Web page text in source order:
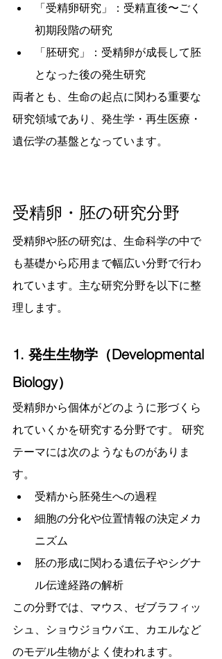
「受精卵研究」：受精直後〜ごく
初期段階の研究
「胚研究」：受精卵が成長して胚
となった後の発生研究
両者とも、生命の起点に関わる重要な
研究領域であり、発生学・再生医療・
遺伝学の基盤となっています。
受精卵・胚の研究分野
受精卵や胚の研究は、生命科学の中で
も基礎から応用まで幅広い分野で行わ
れています。主な研究分野を以下に整
理します。
1. 発生生物学（Developmental
Biology）
受精卵から個体がどのように形づくら
れていくかを研究する分野です。 研究
テーマには次のようなものがありま
す。
受精から胚発生への過程
細胞の分化や位置情報の決定メカ
ニズム
胚の形成に関わる遺伝子やシグナ
ル伝達経路の解析
この分野では、マウス、ゼブラフィッ
シュ、ショウジョウバエ、カエルなど
のモデル生物がよく使われます。